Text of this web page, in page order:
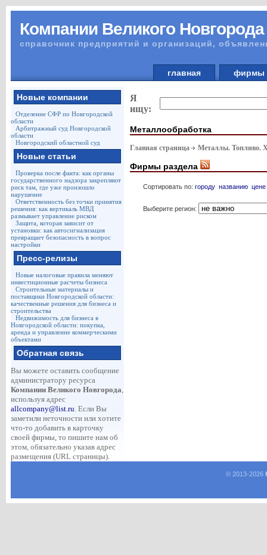
Компании Великого Новгорода
справочник предприятий и организаций,
главная
Новые компании
Отделение СФР по Новгородской
области
Арбитражный суд Новгородской
области
Новгородский областной суд
Новые статьи
Проверка после факта: как органы
государственного надзора закрепляют
риск там, где уже произошло
нарушение
Ответственность без точки принятия
решения: как вертикаль МВД
размывает управление риском
Защита, которая зависит от
установки: как автосигнализация
превращает безопасность в вопрос
настройки
Пресс-релизы
Новые налоговые правила меняют
инвестиционные расчеты бизнеса
Строительные материалы и
поставщики Новгородской области:
качественные решения для бизнеса и
строительства
Недвижимость для бизнеса в
Новгородской области: покупка,
аренда и управление коммерческими
объектами
Обратная связь
Вы можете оставить сообщение
администратору ресурса
Компании Великого Новгорода,
используя адрес
allcompany@list.ru. Если Вы
заметили неточности или хотите
что-то добавить в карточку
своей фирмы, то пишите нам об
этом, обязательно указав адрес
размещения (URL страницы).
Я
ищу:
Металлообработка
Главная страница Металлы. Топливо.
Фирмы раздела
Сортировать по: городу названию цене
Выберите регион:
© 2013-2026